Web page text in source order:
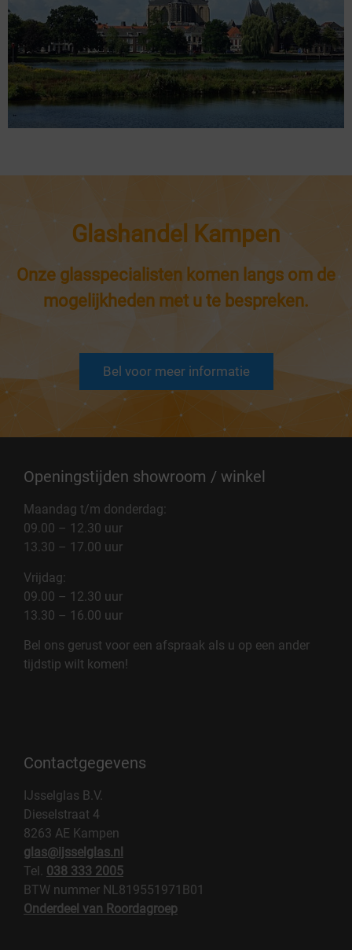
Glashandel Kampen
Onze glasspecialisten komen langs om de
mogelijkheden met u te bespreken.
Bel voor meer informatie
Openingstijden showroom / winkel
Maandag t/m donderdag:
09.00 – 12.30 uur
13.30 – 17.00 uur
Vrijdag:
09.00 – 12.30 uur
13.30 – 16.00 uur
Bel ons gerust voor een afspraak als u op een ander
tijdstip wilt komen!
Contactgegevens
IJsselglas B.V.
Dieselstraat 4
8263 AE Kampen
glas@ijsselglas.nl
Tel. 038 333 2005
BTW nummer NL819551971B01
Onderdeel van Roordagroep